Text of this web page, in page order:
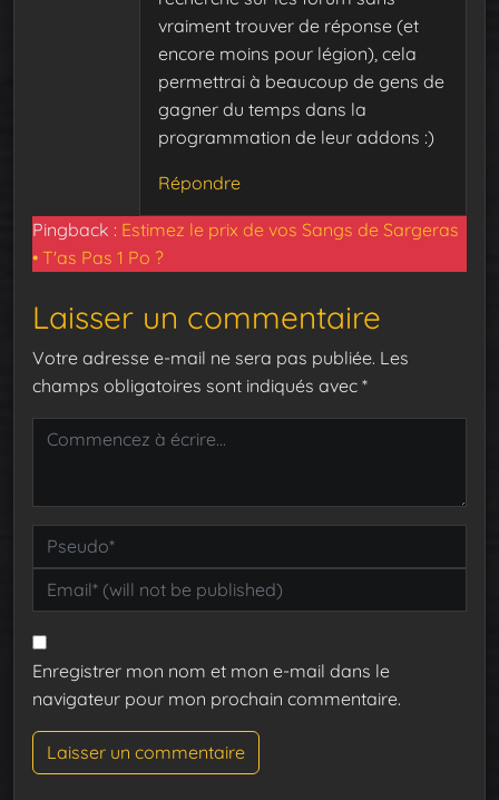
vraiment trouver de réponse (et
encore moins pour légion), cela
permettrai à beaucoup de gens de
gagner du temps dans la
programmation de leur addons :)
Répondre
Pingback : Estimez le prix de vos Sangs de Sargeras
• T'as Pas 1 Po ?
Laisser un commentaire
Votre adresse e-mail ne sera pas publiée. Les
champs obligatoires sont indiqués avec *
Enregistrer mon nom et mon e-mail dans le
navigateur pour mon prochain commentaire.